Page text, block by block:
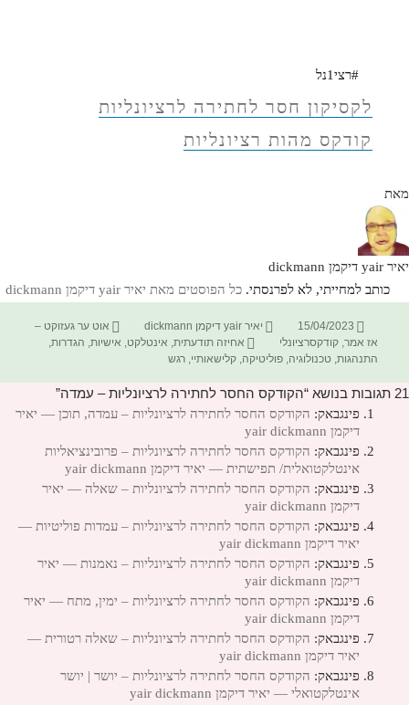
#רצי1נל
לקסיקון חסר לחתירה לרציונליות
קודקס מהות רציונליות
מאת
יאיר yair דיקמן dickmann
כותב למחייתי, לא לפרנסתי. כל הפוסטים מאת יאיר yair דיקמן dickmann‏
פורסם
בתאריך
15/04/2023 מחבר
יאיר yair דיקמן dickmann קטגוריות
אוט ער געזוקט –
אז אמר,קודקסרציונלי תגיות
אחיזה תודעתית, אינטלקט, אישיות, הגדרות,
התנהגות, טכנולוגיה,פוליטיקה,קלישאותיי,רגש
21 תגובות בנושא “הקודקס החסר לחתירה לרציונליות – עמדה”
פינגבאק: הקודקס החסר לחתירה לרציונליות – עמדה, תוכן — יאיר
דיקמן yair dickmann
פינגבאק: הקודקס החסר לחתירה לרציונליות – פרובינציאליות
אינטלקטואלית/ תפישתית — יאיר דיקמן yair dickmann
פינגבאק: הקודקס החסר לחתירה לרציונליות – שאלה — יאיר
דיקמן yair dickmann
פינגבאק: הקודקס החסר לחתירה לרציונליות – עמדות פוליטיות —
יאיר דיקמן yair dickmann
פינגבאק: הקודקס החסר לחתירה לרציונליות – נאמנות — יאיר
דיקמן yair dickmann
פינגבאק: הקודקס החסר לחתירה לרציונליות – ימין, מתח — יאיר
דיקמן yair dickmann
פינגבאק: הקודקס החסר לחתירה לרציונליות – שאלה רטורית —
יאיר דיקמן yair dickmann
פינגבאק: הקודקס החסר לחתירה לרציונליות – יושר | יושר
אינטלקטואלי — יאיר דיקמן yair dickmann